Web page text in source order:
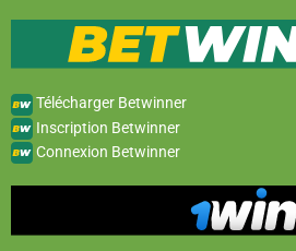
Télécharger Betwinner
Inscription Betwinner
Connexion Betwinner